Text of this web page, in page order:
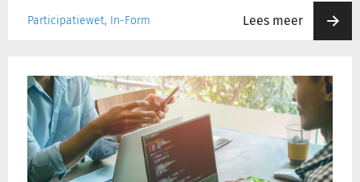
Participatiewet, In-Form Lees meer
‘Aandacht
voor
algoritmes’
gepubliceerd